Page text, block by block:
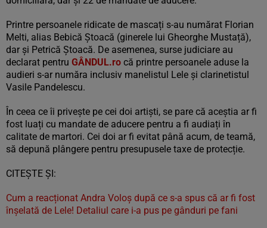
Printre persoanele ridicate de mascați s-au numărat Florian
Melti, alias Bebică Ștoacă (ginerele lui Gheorghe Mustață),
dar și Petrică Ștoacă. De asemenea, surse judiciare au
declarat pentru GÂNDUL.ro că printre persoanele aduse la
audieri s-ar număra inclusiv manelistul Lele și clarinetistul
Vasile Pandelescu.
În ceea ce îi privește pe cei doi artiști, se pare că aceștia ar fi
fost luați cu mandate de aducere pentru a fi audiați în
calitate de martori. Cei doi ar fi evitat până acum, de teamă,
să depună plângere pentru presupusele taxe de protecție.
CITEȘTE ȘI:
Cum a reacționat Andra Voloș după ce s-a spus că ar fi fost
înșelată de Lele! Detaliul care i-a pus pe gânduri pe fani